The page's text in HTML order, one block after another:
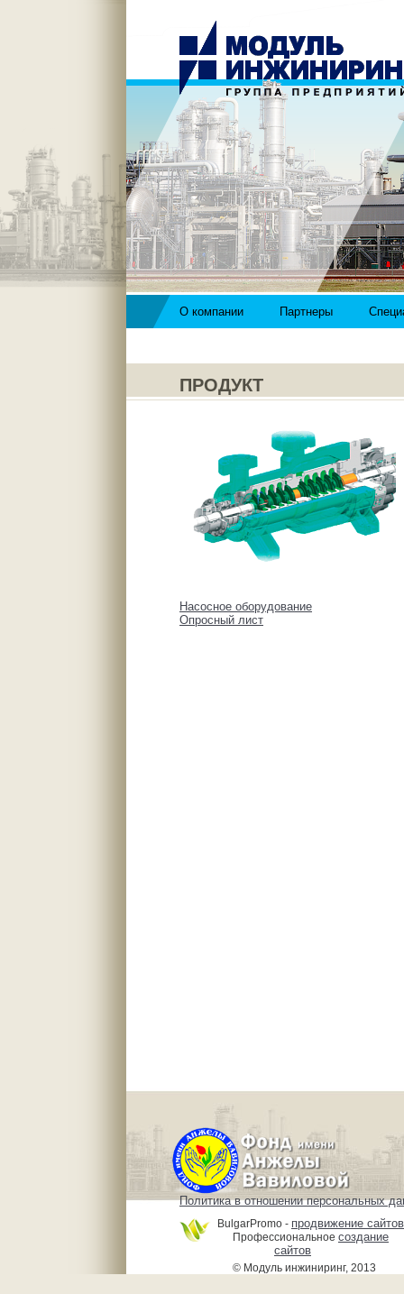
О компании Партнеры
ПРОДУКТ
Насосное оборудование
Опросный лист
Политика в отношении персональных
BulgarPromo - продвижение сайтов
Профессиональное создание
сайтов
© Модуль инжиниринг, 2013